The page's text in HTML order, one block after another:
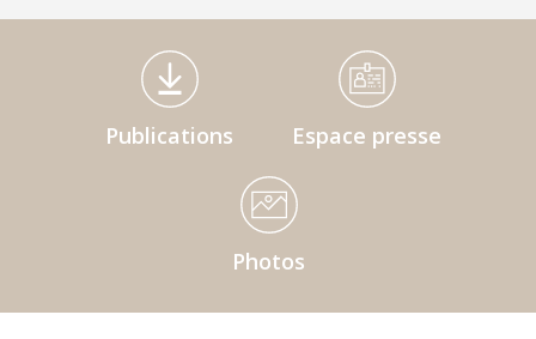
Médiathèque Footer
Publications Espace presse
Photos